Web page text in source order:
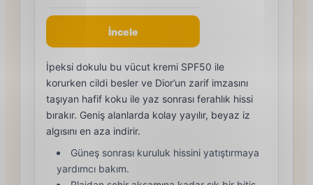
İncele
İpeksi dokulu bu vücut kremi SPF50 ile
korurken cildi besler ve Dior’un zarif imzasını
taşıyan hafif koku ile yaz sonrası ferahlık hissi
bırakır. Geniş alanlarda kolay yayılır, beyaz iz
algısını en aza indirir.
Güneş sonrası kuruluk hissini yatıştırmaya
yardımcı bakım.